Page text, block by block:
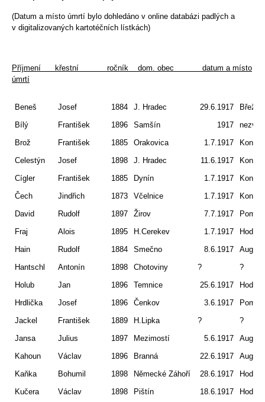
(Datum a místo úmrtí bylo dohledáno v online databázi padlých a
v digitalizovaných kartotéčních lístkách)
Příjmení křestní ročník dom. obec datum a místo
úmrtí
Beneš Josef 1884 J. Hradec 29.6.1917
Bílý
František 1896 Samšín 1917
Brož
František 1885 Orakovica 1.7.1917
Celestýn
Josef 1898 J. Hradec 11.6.1917
Cígler
František 1885 Dynín 1.7.1917
Čech
Jindřich 1873 Včelnice 1.7.1917
David
Rudolf 1897 Žirov 7.7.1917
Fraj
Alois 1895 H.Cerekev 1.7.1917
Hodów
Hain
Rudolf 1884 Smečno 8.6.1917
Hantschl
Antonín 1898 Chotoviny ?
?
Holub
Jan 1896 Temnice 25.6.1917
Hodów
Hrdlička
Josef 1896 Čenkov 3.6.1917
Jackel
František 1889 H.Lipka ?
?
Jansa
Julius 1897 Mezimostí 5.6.1917
Kahoun
Václav 1896 Branná 22.6.1917
Kaňka
Bohumil 1898 Německé Záhoří 28.6.1917
Hodów
Kučera
Václav 1898 Pištín 18.6.1917
Hodów